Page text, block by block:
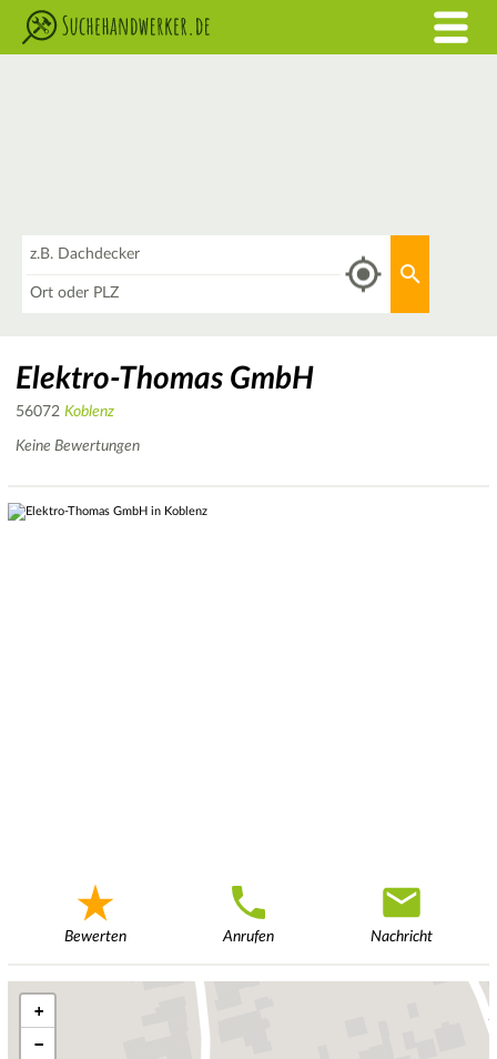
Elektro-Thomas GmbH
56072 Koblenz
Keine Bewertungen
Bewerten Anrufen Nachricht
+
−